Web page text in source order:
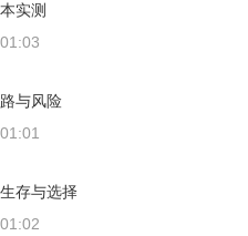
实测
与风险
存与选择